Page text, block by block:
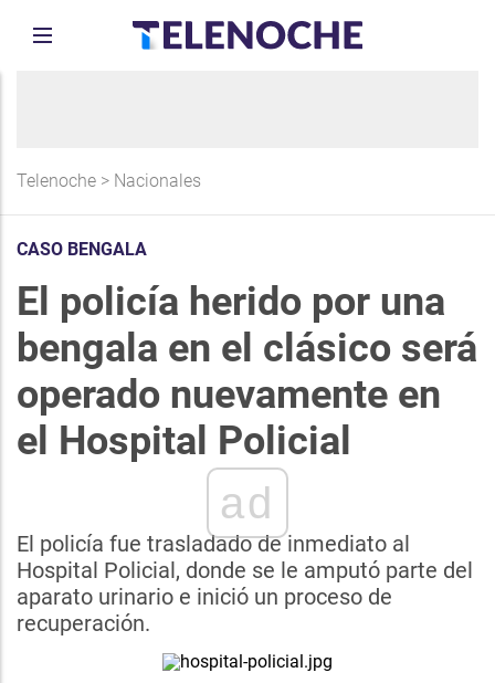
Telenoche > Nacionales
CASO BENGALA
El policía herido por una
bengala en el clásico será
operado nuevamente en
el Hospital Policial
ad
El policía fue trasladado de inmediato al
Hospital Policial, donde se le amputó parte del
aparato urinario e inició un proceso de
recuperación.